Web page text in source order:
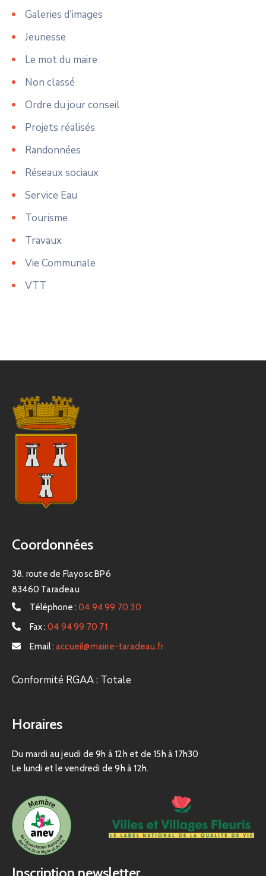
Galeries d'images
Jeunesse
Le mot du maire
Non classé
Ordre du jour conseil
Projets réalisés
Randonnées
Réseaux sociaux
Service Eau
Tourisme
Travaux
Vie Communale
VTT
Coordonnées
38, route de Flayosc BP6
83460 Taradeau
Téléphone : 04 94 99 70 30
Fax : 04 94 99 70 71
Email : accueil@mairie-taradeau.fr
Conformité RGAA : Totale
Horaires
Du mardi au jeudi de 9h à 12h et de 15h à 17h30
Le lundi et le vendredi de 9h à 12h.